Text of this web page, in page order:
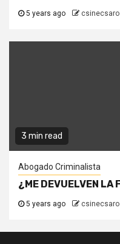
5 years ago csinecsaro
3 min read
Abogado Criminalista
¿ME DEVUELVEN LA
5 years ago csinecsaro